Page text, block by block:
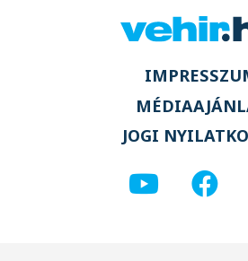
JOGI